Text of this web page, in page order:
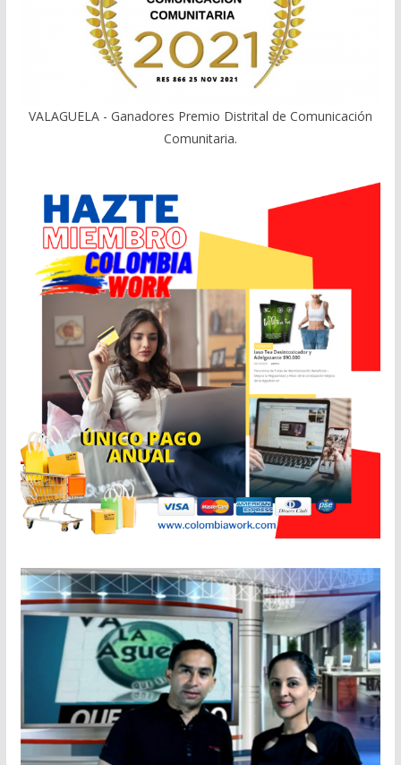
VALAGUELA - Ganadores Premio Distrital de Comunicación
Comunitaria.